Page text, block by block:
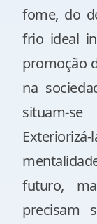
fome, do
frio ideal
promoção
na
situam-
futuro,
precisam